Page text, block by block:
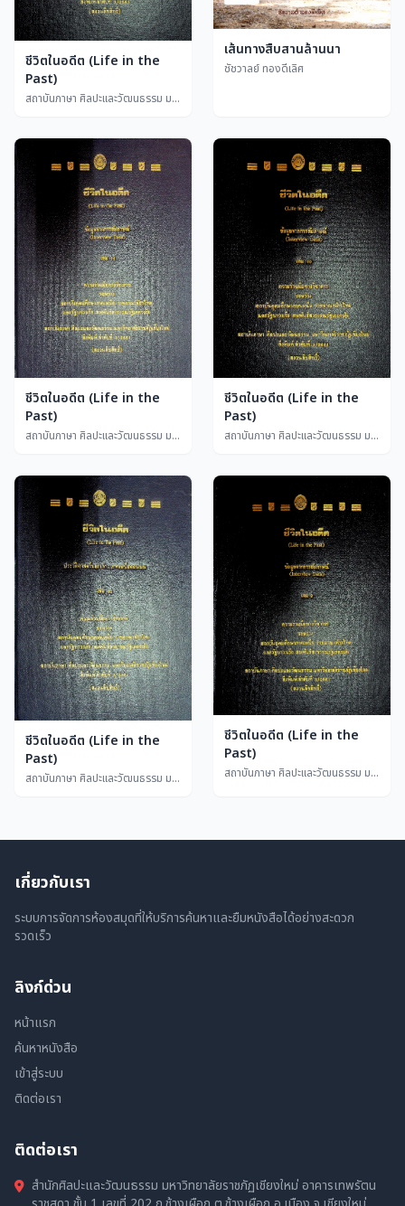
ชีวิตในอดีต (Life in the
Past)
สถาบันภาษา ศิลปะและวัฒนธรรม มหาวิทยาลัยราชภัฏเชียงใหม่
เส้นทางสืบสานล้านนา
ชัชวาลย์ ทองดีเลิศ
ชีวิตในอดีต (Life in the
Past)
สถาบันภาษา ศิลปะและวัฒนธรรม มหาวิทยาลัยราชภัฏเชียงใหม่
ชีวิตในอดีต (Life in the
Past)
สถาบันภาษา ศิลปะและวัฒนธรรม มหาวิทยาลัยราชภัฏเชียงใหม่
ชีวิตในอดีต (Life in the
Past)
สถาบันภาษา ศิลปะและวัฒนธรรม มหาวิทยาลัยราชภัฏเชียงใหม่
ชีวิตในอดีต (Life in the
Past)
สถาบันภาษา ศิลปะและวัฒนธรรม มหาวิทยาลัยราชภัฏเชียงใหม่
เกี่ยวกับเรา
ระบบการจัดการห้องสมุดที่ให้บริการค้นหาและยืมหนังสือได้อย่างสะดวก
รวดเร็ว
ลิงก์ด่วน
หน้าแรก
ค้นหาหนังสือ
เข้าสู่ระบบ
ติดต่อเรา
ติดต่อเรา
สำนักศิลปะและวัฒนธรรม มหาวิทยาลัยราชภัฏเชียงใหม่ อาคารเทพรัตน